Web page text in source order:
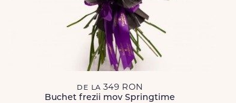
de la 349 RON
Buchet frezii mov Springtime